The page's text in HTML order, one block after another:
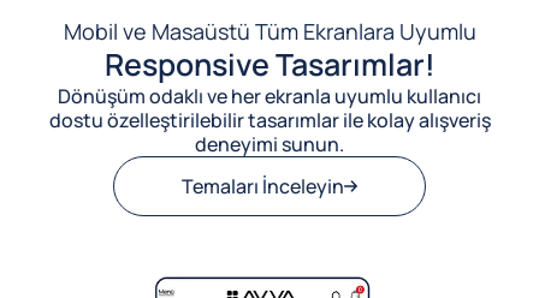
Mobil ve Masaüstü Tüm Ekranlara Uyumlu
Responsive Tasarımlar!
Dönüşüm odaklı ve her ekranla uyumlu kullanıcı
dostu özelleştirilebilir tasarımlar ile kolay alışveriş
deneyimi sunun.
Temaları İnceleyin